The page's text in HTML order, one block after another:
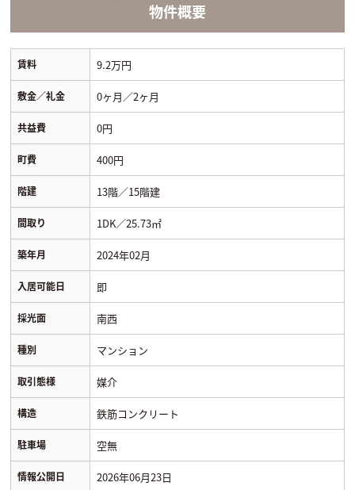
物件概要
賃料 9.2万円
敷金／礼金 0ヶ月／2ヶ月
共益費 0円
町費 400円
階建 13階／15階建
間取り 1DK／25.73㎡
築年月 2024年02月
入居可能日 即
採光面 南西
種別 マンション
取引態様 媒介
構造 鉄筋コンクリート
駐車場 空無
情報公開日 2026年06月23日